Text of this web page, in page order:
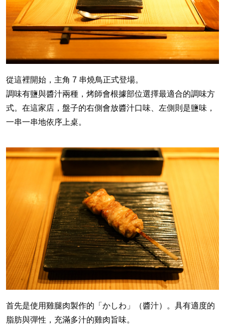
從這裡開始，主角 7 串燒鳥正式登場。
調味有鹽與醬汁兩種，烤師會根據部位選擇最適合的調味方
式。在這家店，盤子的右側會放醬汁口味、左側則是鹽味，
一串一串地依序上桌。
首先是使用雞腿肉製作的「かしわ」（醬汁）。具有適度的
脂肪與彈性，充滿多汁的雞肉旨味。